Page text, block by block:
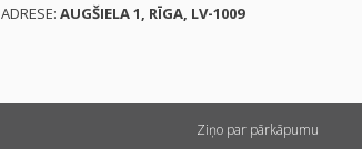
ADRESE: AUGŠIELA 1, RĪGA, LV-1009
Ziņo par pārkāpumu